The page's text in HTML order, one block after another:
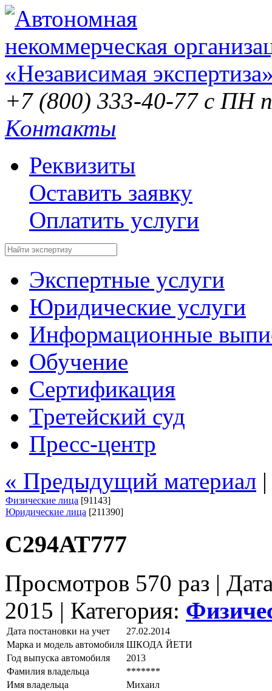
+7 (800) 333-40-77 с ПН
Контакты
Реквизиты
Оставить заявку
Оплатить услуги
Экспертные услуги
Юридические услуги
Информационные
Обучение
Сертификация
Третейский суд
Пресс-центр
« Предыдущий материал
Физические лица [91143]
Юридические лица [211390]
С294АТ777
Просмотров 570 раз |
2015 | Категория:
Дата постановки на учет
27.02.2014
Марка и модель автомобиля ШКОДА ЙЕТИ
Год выпуска автомобиля
2013
Фамилия владельца
*******
Имя владельца
Михаил